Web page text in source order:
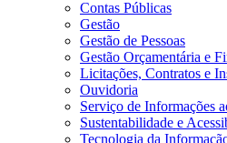
Contas Públicas
Gestão
Gestão de Pessoas
Gestão Orçamentária e
Licitações, Contratos e
Ouvidoria
Serviço de Informações
Sustentabilidade e
Tecnologia da